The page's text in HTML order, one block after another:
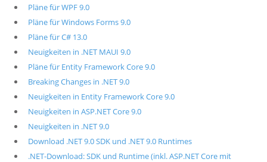
Pläne für WPF 9.0
Pläne für Windows Forms 9.0
Pläne für C# 13.0
Neuigkeiten in .NET MAUI 9.0
Pläne für Entity Framework Core 9.0
Breaking Changes in .NET 9.0
Neuigkeiten in Entity Framework Core 9.0
Neuigkeiten in ASP.NET Core 9.0
Neuigkeiten in .NET 9.0
Download .NET 9.0 SDK und .NET 9.0 Runtimes
.NET-Download: SDK und Runtime (inkl. ASP.NET Core mit